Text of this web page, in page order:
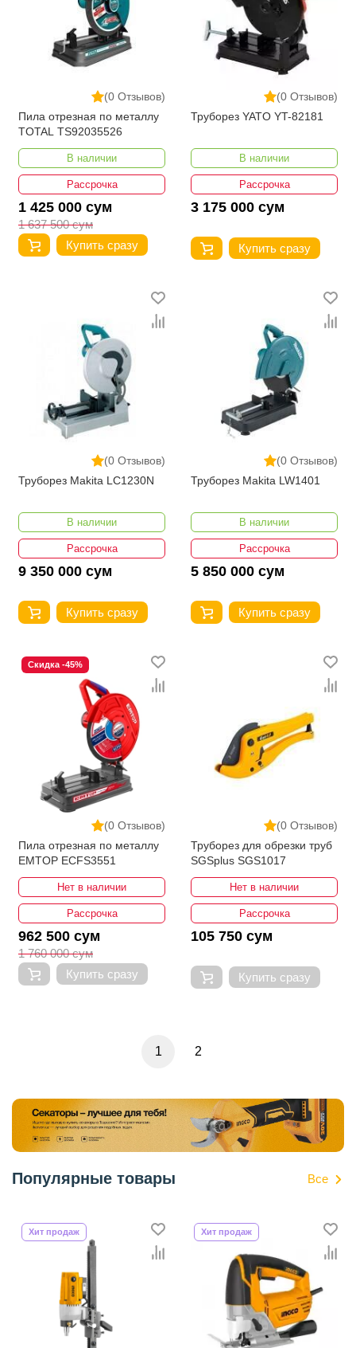
(0 Отзывов)
Пила отрезная по металлу
TOTAL TS92035526
В наличии
Рассрочка
1 425 000 сум
1 637 500 сум
Купить сразу
(0 Отзывов)
Труборез YATO YT-82181
В наличии
Рассрочка
3 175 000 сум
Купить сразу
(0 Отзывов)
Труборез Makita LC1230N
В наличии
Рассрочка
9 350 000 сум
Купить сразу
(0 Отзывов)
Труборез Makita LW1401
В наличии
Рассрочка
5 850 000 сум
Купить сразу
(0 Отзывов)
Скидка -45%
Пила отрезная по металлу
EMTOP ECFS3551
Нет в наличии
Рассрочка
962 500 сум
1 760 000 сум
Купить сразу
(0 Отзывов)
Труборез для обрезки труб
SGSplus SGS1017
Нет в наличии
Рассрочка
105 750 сум
Купить сразу
1 2
Популярные товары Все
Хит продаж Хит продаж